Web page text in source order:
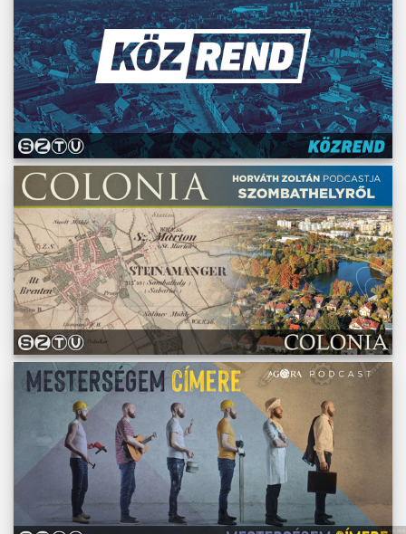
Műsoraink